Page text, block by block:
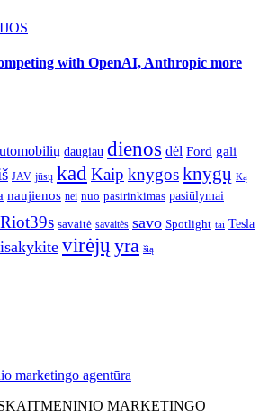
with OpenAI, Anthropic more
daugiau dienos dėl Ford gali
JAV jūsų kadKaip knygosknygų Ką
naujienos nei nuo pasirinkimas pasiūlymai
Riot39s savaitė savaitės savo Spotlight tai Tesla
virėjų yra šią
marketingo agentūra
MARKETINGO